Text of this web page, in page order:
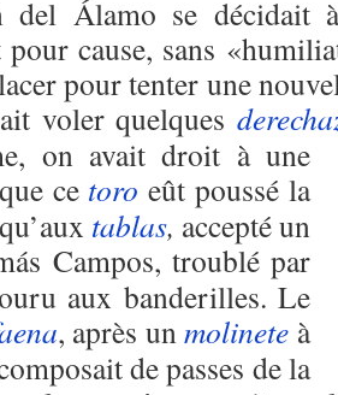
Álamo se décidait
cause, sans
pour tenter une
voler quelques
on avait droit à une
ce toro eût poussé la
tablas, accepté un
Campos, troublé par
aux banderilles. Le
, après unmolinete à
de passes de la